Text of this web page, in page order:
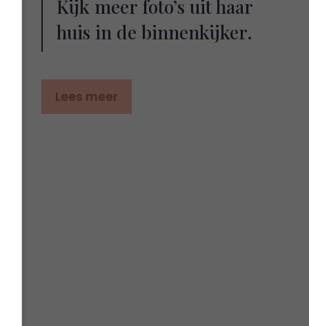
Kijk meer foto’s uit haar
huis in de binnenkijker.
Lees meer